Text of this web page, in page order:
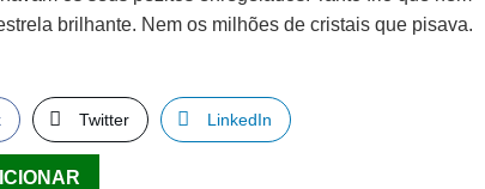
brilhante. Nem os milhões de cristais que pisava.
Twitter LinkedIn